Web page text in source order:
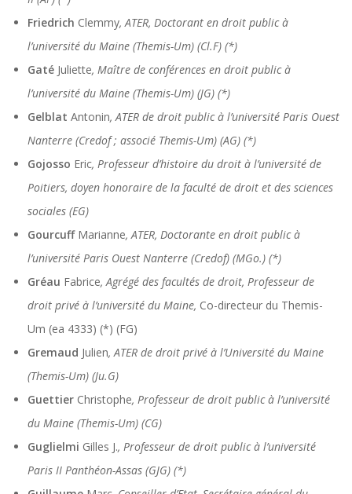
Friedrich Clemmy, ATER, Doctorant en droit public à
l’université du Maine (Themis-Um) (Cl.F) (*)
Gaté Juliette, Maître de conférences en droit public à
l’université du Maine (Themis-Um) (JG) (*)
Gelblat Antonin, ATER de droit public à l’université Paris Ouest
Nanterre (Credof ; associé Themis-Um) (AG) (*)
Gojosso Eric, Professeur d’histoire du droit à l’université de
Poitiers, doyen honoraire de la faculté de droit et des sciences
sociales (EG)
GourcuffMarianne, ATER, Doctorante en droit public à
l’université Paris Ouest Nanterre (Credof) (MGo.) (*)
Gréau Fabrice, Agrégé des facultés de droit, Professeur de
droit privé à l’université du Maine, Co-directeur du Themis-
Um (ea 4333) (*) (FG)
Gremaud Julien, ATER de droit privé à l’Université du Maine
(Themis-Um) (Ju.G)
Guettier Christophe, Professeur de droit public à l’université
du Maine (Themis-Um) (CG)
Guglielmi Gilles J., Professeur de droit public à l’université
Paris II Panthéon-Assas (GJG) (*)